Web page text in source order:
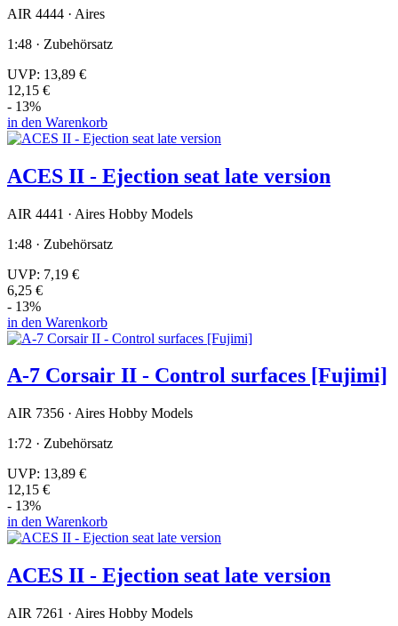
AIR 4444 · Aires
1:48 · Zubehörsatz
UVP: 13,89 €
12,15 €
- 13%
in den Warenkorb
ACES II - Ejection seat late version
AIR 4441 · Aires Hobby Models
1:48 · Zubehörsatz
UVP: 7,19 €
6,25 €
- 13%
in den Warenkorb
A-7 Corsair II - Control surfaces [Fujimi]
AIR 7356 · Aires Hobby Models
1:72 · Zubehörsatz
UVP: 13,89 €
12,15 €
- 13%
in den Warenkorb
ACES II - Ejection seat late version
AIR 7261 · Aires Hobby Models